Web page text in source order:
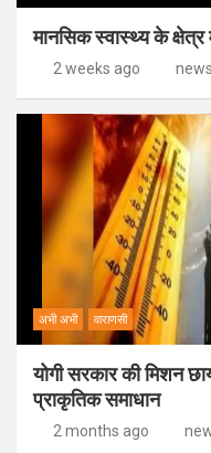
मानसिक स्वास्थ्य के क्षेत्र
2 weeks ago
अभी अभी वाराणसी
योगी सरकार की मिशन
प्राकृतिक समाधान
2 months ago